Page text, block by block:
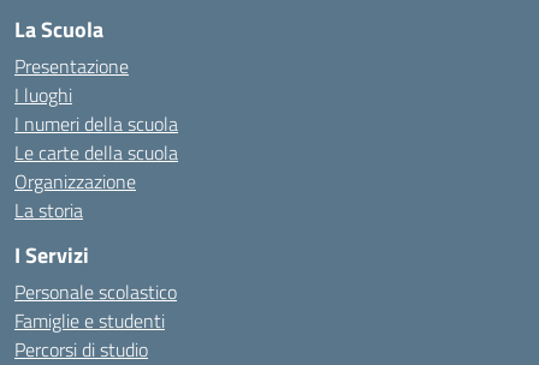
La Scuola
Presentazione
I luoghi
I numeri della scuola
Le carte della scuola
Organizzazione
La storia
I Servizi
Personale scolastico
Famiglie e studenti
Percorsi di studio